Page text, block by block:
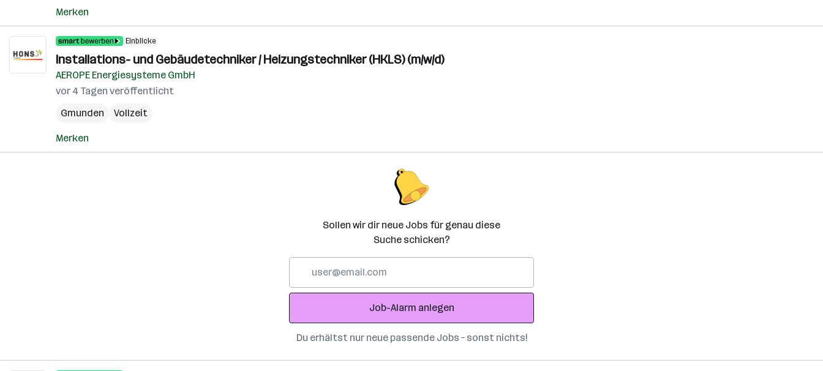
Merken
Einblicke
Installations- und Gebäudetechniker / Heizungstechniker (HKLS) (m/w/d)
AEROPE Energiesysteme GmbH
vor 4 Tagen veröffentlicht
Gmunden
Vollzeit
Merken
Sollen wir dir neue Jobs für genau diese
Suche schicken?
Adresse
Job-Alarm anlegen
Du erhältst nur neue passende Jobs – sonst nichts!